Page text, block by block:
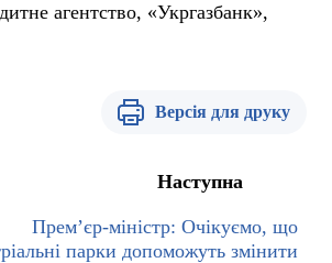
агентство, «Укргазбанк»,
Версія для друку
Наступна
Прем’єр-міністр: Очікуємо, що
парки допоможуть змінити